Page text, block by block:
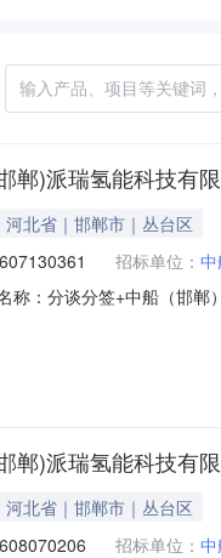
郸)派瑞氢能科技有
河北省｜邯郸市｜丛台区
招标单位：
称：分谈分签+中船（邯
量单位采购数量中标数量
郸)派瑞氢能科技有
河北省｜邯郸市｜丛台区
招标单位：